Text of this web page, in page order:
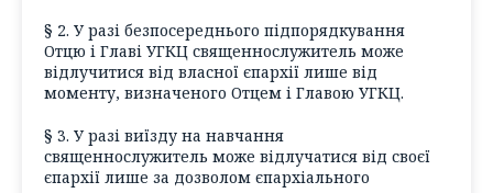
§ 2. У разі безпосереднього підпорядкування
Отцю і Главі УГКЦ священнослужитель може
відлучитися від власної єпархії лише від
моменту, визначеного Отцем і Главою УГКЦ.
§ 3. У разі виїзду на навчання
священнослужитель може відлучатися від своєї
єпархії лише за дозволом єпархіального